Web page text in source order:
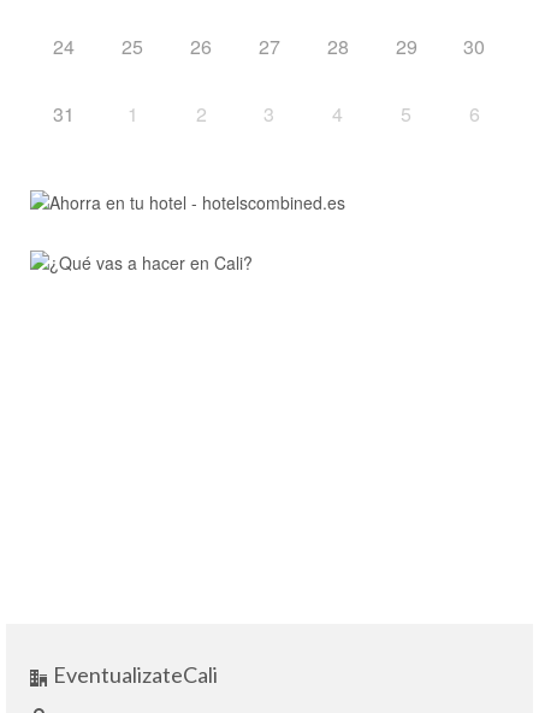
24 25 26 27 28 29 30
31 1 2 3 4 5 6
EventualizateCali